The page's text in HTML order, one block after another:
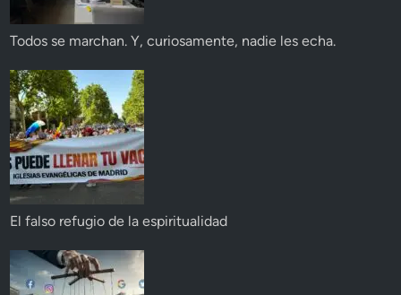
Todos se marchan. Y, curiosamente, nadie les echa.
El falso refugio de la espiritualidad